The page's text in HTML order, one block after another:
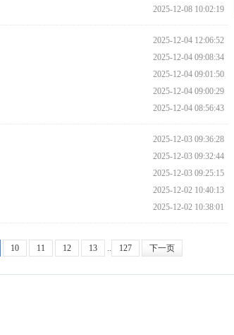
2025-12-08 10:02:19
2025-12-04 12:06:52
2025-12-04 09:08:34
2025-12-04 09:01:50
2025-12-04 09:00:29
2025-12-04 08:56:43
2025-12-03 09:36:28
2025-12-03 09:32:44
2025-12-03 09:25:15
2025-12-02 10:40:13
2025-12-02 10:38:01
10 11 12 13 .. 127 下一页